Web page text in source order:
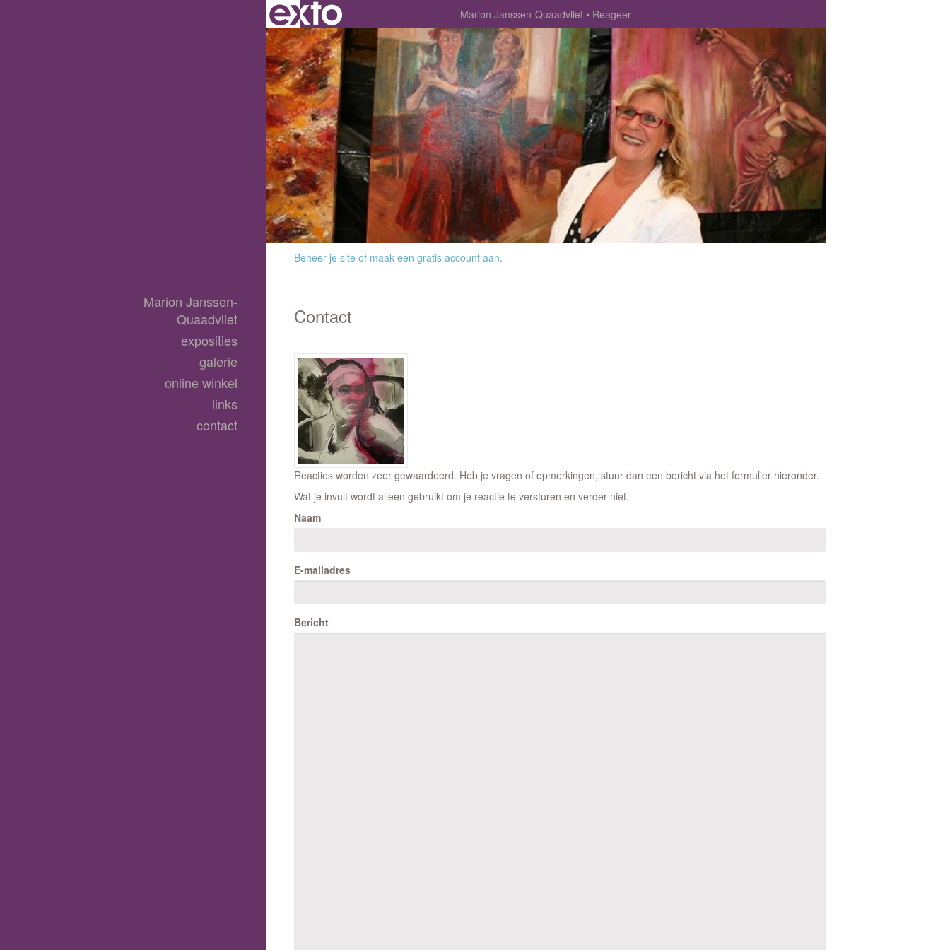
Marion Janssen-Quaadvliet Reageer
Beheer je site of maak een gratis account aan.
Contact
Reacties worden zeer gewaardeerd. Heb je vragen of opmerkingen, stuur dan een bericht via het formulier hieronder.
Wat je invult wordt alleen gebruikt om je reactie te versturen en verder niet.
Naam
E-mailadres
Bericht
Marion Janssen-
Quaadvliet
exposities
galerie
online winkel
links
contact